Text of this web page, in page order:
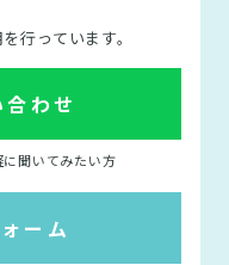
行っています。
わせ
聞いてみたい方
ーム